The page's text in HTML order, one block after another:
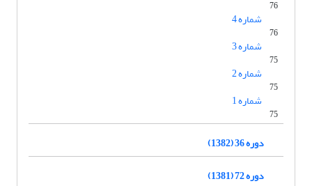
76
شماره 4
76
شماره 3
75
شماره 2
75
شماره 1
75
دوره 36 (1382)
دوره 72 (1381)